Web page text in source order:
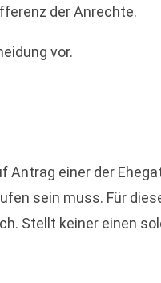
der Anrechte.
vor.
Antrag einer der
sein muss. Für
Stellt keiner einen